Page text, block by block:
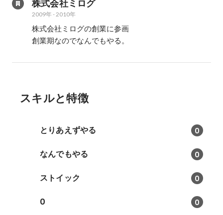
株式会社ミログ
2009年-2010年
株式会社ミログの創業に参画
創業期なのでなんでもやる。
スキルと特徴
とりあえずやる 0
なんでもやる 0
ストイック 0
0 0